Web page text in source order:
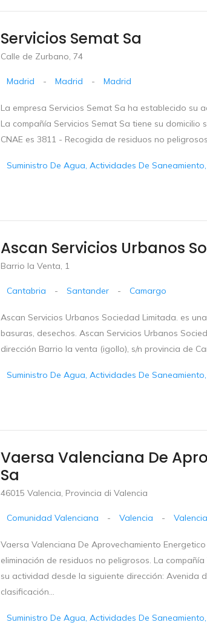
Servicios Semat Sa
Calle de Zurbano, 74
Madrid - Madrid - Madrid
La empresa Servicios Semat Sa ha establecido
La compañía Servicios Semat Sa tiene su
CNAE es 3811 - Recogida de residuos no
Suministro De Agua, Actividades De
Ascan Servicios Urbanos
Barrio la Venta, 1
Cantabria - Santander - Camargo
Ascan Servicios Urbanos Sociedad Limitada. es
basuras, desechos. Ascan Servicios Urbanos
dirección Barrio la venta (igollo), s/n provincia de
Suministro De Agua, Actividades De
Vaersa Valenciana De
Sa
46015 Valencia, Provincia di Valencia
Comunidad Valenciana - Valencia - Valencia
Vaersa Valenciana De Aprovechamiento
eliminación de residuos no peligrosos. La
su actividad desde la siguiente dirección: Avenida
clasificación...
Suministro De Agua, Actividades De